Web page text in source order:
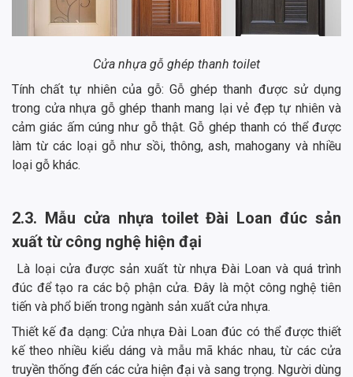
Cửa nhựa gỗ ghép thanh toilet
Tính chất tự nhiên của gỗ: Gỗ ghép thanh được sử dụng
trong cửa nhựa gỗ ghép thanh mang lại vẻ đẹp tự nhiên và
cảm giác ấm cúng như gỗ thật. Gỗ ghép thanh có thể được
làm từ các loại gỗ như sồi, thông, ash, mahogany và nhiều
loại gỗ khác.
2.3. Mẫu cửa nhựa toilet Đài Loan đúc sản
xuất từ công nghệ hiện đại
Là loại cửa được sản xuất từ nhựa Đài Loan và quá trình
đúc để tạo ra các bộ phận cửa. Đây là một công nghệ tiên
tiến và phổ biến trong ngành sản xuất cửa nhựa.
Thiết kế đa dạng: Cửa nhựa Đài Loan đúc có thể được thiết
kế theo nhiều kiểu dáng và mẫu mã khác nhau, từ các cửa
truyền thống đến các cửa hiện đại và sang trọng. Người dùng